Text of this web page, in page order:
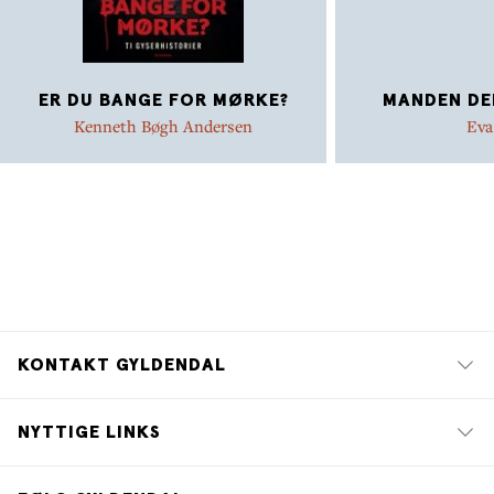
ER DU BANGE FOR MØRKE?
Kenneth Bøgh Andersen
MANDEN
KONTAKT GYLDENDAL
NYTTIGE LINKS